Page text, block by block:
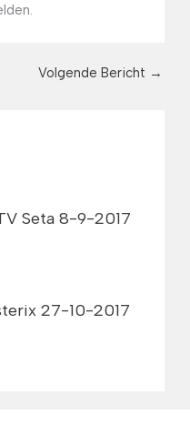
Volgende Bericht →
Seta 8-9-2017
27-10-2017